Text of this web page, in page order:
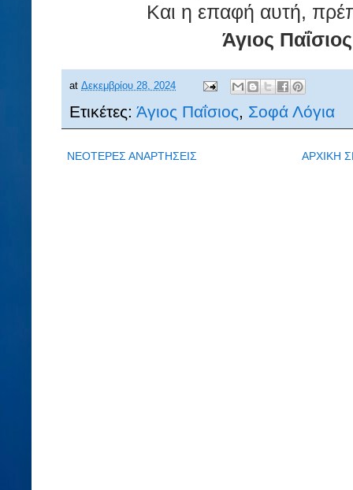
Και η επαφή αυτή,
Άγιος
at Δεκεμβρίου 28, 2024
Ετικέτες: Άγιος Παΐσιος Σοφά Λόγια
ΝΕΟΤΕΡΕΣ ΑΝΑΡΤΗΣΕΙΣ ΑΡΧΙΚΗ